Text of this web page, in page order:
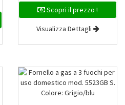
Scopri il prezzo !
Visualizza Dettagli